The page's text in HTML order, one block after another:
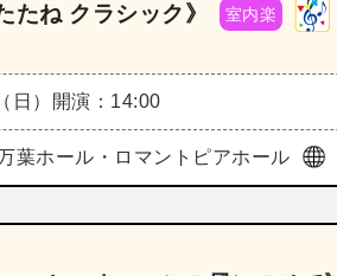
ね クラシック》 室内楽
日） 開演：14:00
葉ホール・ロマントピアホール